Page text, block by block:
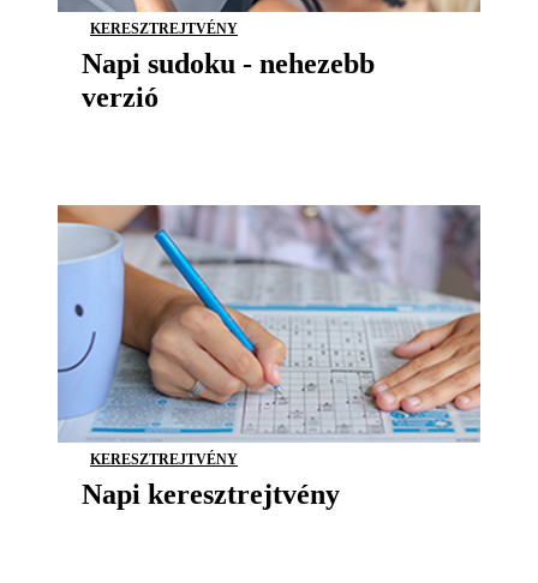
KERESZTREJTVÉNY
Napi sudoku - nehezebb
verzió
KERESZTREJTVÉNY
Napi keresztrejtvény